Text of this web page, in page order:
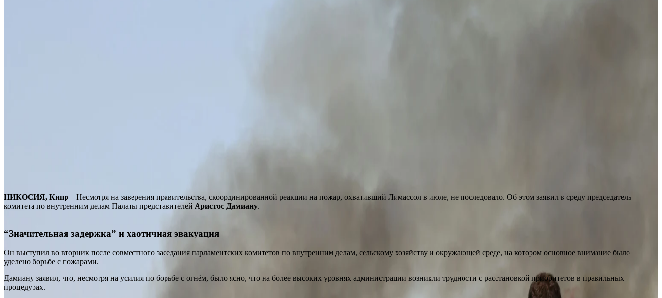
НИКОСИЯ, Кипр – Несмотря на заверения правительства, скоординированной реакции на пожар, охвативший Лимассол в июле, не последовало. Об этом заявил в среду председатель
комитета по внутренним делам Палаты представителей Аристос Дамиану.
“Значительная задержка” и хаотичная эвакуация
Он выступил во вторник после совместного заседания парламентских комитетов по внутренним делам, сельскому хозяйству и окружающей среде, на котором основное внимание было
уделено борьбе с пожарами.
Дамиану заявил, что, несмотря на усилия по борьбе с огнём, было ясно, что на более высоких уровнях администрации возникли трудности с расстановкой приоритетов в правильных
процедурах.